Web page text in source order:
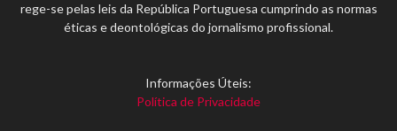
rege-se pelas leis da República Portuguesa cumprindo as normas
éticas e deontológicas do jornalismo profissional.
Informações Úteis:
Política de Privacidade